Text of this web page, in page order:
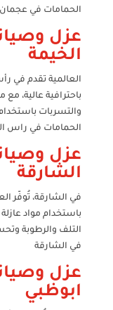
الحمامات في عجمان
عزل
الخيمة
العالمية تقدم في
باحترافية عالية،
والتسربات
الحمامات في راس
عزل
الشارقة
في الشارقة، تُوفّر
باستخدام مواد
التلف والرطوبة
في الشارقة
عزل
ابوظبي